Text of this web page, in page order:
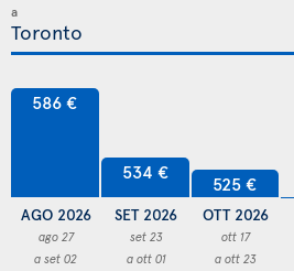
a
586 €
AGO 2026
ago 27
a set 02
534 €
SET 2026
set 23
a ott 01
525 €
OTT 2026
ott 17
a ott 23